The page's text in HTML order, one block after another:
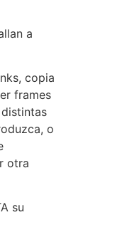
a
copia
frames
o
otra
su